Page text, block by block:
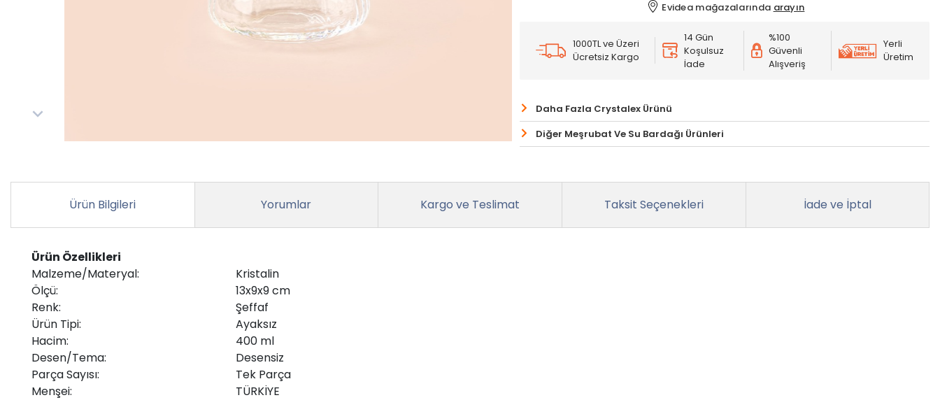
Evidea mağazalarında arayın
1000TL ve Üzeri
Ücretsiz Kargo
14 Gün
Koşulsuz
İade
%100
Güvenli
Alışveriş
Yerli
Üretim
Daha Fazla Crystalex Ürünü
Diğer Meşrubat Ve Su Bardağı Ürünleri
Ürün Bilgileri Yorumlar Kargo ve Teslimat Taksit Seçenekleri İade ve İptal
Ürün Özellikleri
Malzeme/Materyal:
Kristalin
Ölçü:
13x9x9 cm
Renk:
Şeffaf
Ürün Tipi:
Ayaksız
Hacim:
400 ml
Desen/Tema:
Desensiz
Parça Sayısı:
Tek Parça
Menşei:
TÜRKİYE